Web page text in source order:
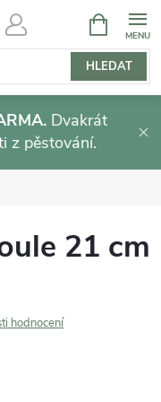
HLEDAT
NÁKUPNÍ
KOŠÍK
Dvakrát
z pěstování.
21 cm
hodnocení